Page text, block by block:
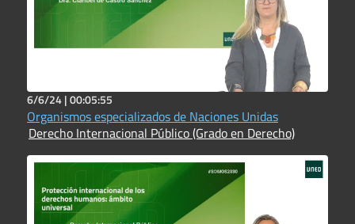
6/6/24 |00:05:55
Organismos especializados de Naciones Unidas
Derecho Internacional Público (Grado en Derecho)